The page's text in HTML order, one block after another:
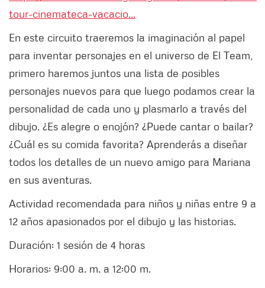
tour-cinemateca-vacacio...
En este circuito traeremos la imaginación al papel
para inventar personajes en el universo de El Team,
primero haremos juntos una lista de posibles
personajes nuevos para que luego podamos crear la
personalidad de cada uno y plasmarlo a través del
dibujo. ¿Es alegre o enojón? ¿Puede cantar o bailar?
¿Cuál es su comida favorita? Aprenderás a diseñar
todos los detalles de un nuevo amigo para Mariana
en sus aventuras.
Actividad recomendada para niños y niñas entre 9 a
12 años apasionados por el dibujo y las historias.
Duración: 1 sesión de 4 horas
Horarios: 9:00 a. m. a 12:00 m.